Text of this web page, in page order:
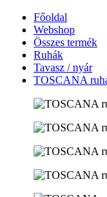
Főoldal
Webshop
Összes termék
Ruhák
Tavasz / nyár
TOSCANA